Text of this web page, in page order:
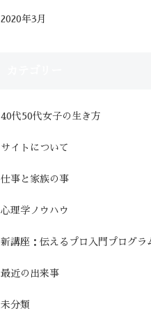
2020年3月
40代50代女子の生き方
サイトについて
仕事と家族の事
心理学ノウハウ
新講座：伝えるプロ入門プログラ
最近の出来事
未分類